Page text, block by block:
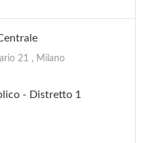
21 , Milano
- Distretto 1